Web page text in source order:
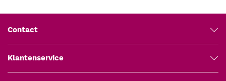
huid.
Licht en gebruiksvriendelijk:Het kunststof frame is
eenvoudig te openen, positioneren en verwijderen.
Contact
Klantenservice